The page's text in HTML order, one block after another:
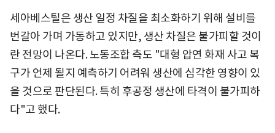
세아베스틸은 생산 일정 차질을 최소화하기 위해 설비를
번갈아 가며 가동하고 있지만, 생산 차질은 불가피할 것이
란 전망이 나온다. 노동조합 측도 "대형 압연 화재 사고 복
구가 언제 될지 예측하기 어려워 생산에 심각한 영향이 있
을 것으로 판단된다. 특히 후공정 생산에 타격이 불가피하
다"고 했다.